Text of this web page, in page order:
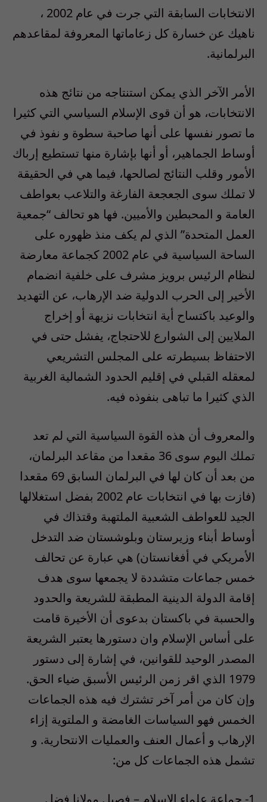
الانتخابات السابقة التي جرت في عام 2002 ،
ناهيك عن خسارة كل زعاماتها المعروفة لمقاعدهم
البرلمانية.
الأمر الآخر الذي يمكن استنتاجه من نتائج هذه
الانتخابات، هو أن قوى الإسلام السياسي التي كثيرا
ما تصور نفسها على أنها صاحبة سطوة و نفوذ في
أوساط الجماهير، أو أنها بإشارة منها تستطيع إرباك
الأمور وقلب النتائج لصالحها، فيما هي في الحقيقة
لا تملك سوى الجعجعة الفارغة والتلاعب بعواطف
العامة و المحبطين والأميين. فها هو تحالف “جمعية
العمل المتحدة” الذي لم يكف منذ ظهوره على
الساحة السياسية في عام 2002 كجماعة معارضة
لنظام الرئيس برويز مشرف على خلفية انضمام
الأخير إلى الحرب الدولية ضد الإرهاب، عن التهديد
والوعيد باكتساح أية انتخابات نزيهة أو إخراج
الملايين إلى الشوارع للاحتجاج، يفشل حتى في
الاحتفاظ بسيطرته على المجلس التشريعي
لمعقله القبلي في إقليم الحدود الشمالية الغربية
الذي كثيرا ما تباهى بنفوذه فيه.
والمعروف أن هذه القوة السياسية التي لم تعد
تملك اليوم سوى 36 مقعدا من مقاعد البرلمان،
من بعد أن كان لها في البرلمان السابق 69 مقعدا
(فازت بها في انتخابات عام 2002 بفضل استغلالها
الجيد للعواطف الشعبية الملتهبة وقتذاك في
أوساط أبناء وزيرستان وبلوشستان ضد التدخل
الأمريكي في أفغانستان) هي عبارة عن تحالف
خمس جماعات متشددة لا يجمعها سوى هدف
إقامة الدولة الدينية المطبقة للشريعة والحدود
والحسبة في باكستان بدعوى أن الأخيرة قامت
على أساس الإسلام وان دستورها يعتبر الشريعة
المصدر الوحيد للقوانين، في إشارة إلى دستور
1979 الذي اقر زمن الرئيس الأسبق ضياء الحق.
وإن كان من أمر آخر تشترك فيه هذه الجماعات
الخمس فهو السياسات الغامضة و الملتوية إزاء
الإرهاب و أعمال العنف والعمليات الانتحارية. و
تشمل هذه الجماعات كل من:
1- جماعة علماء الإسلام – فصيل مولانا فضل